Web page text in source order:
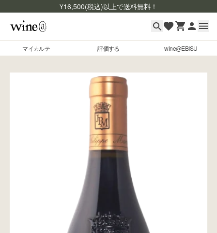
¥16,500(税込)以上で送料無料！
マイカルテ 評価する wine@EBISU
マイカルテ